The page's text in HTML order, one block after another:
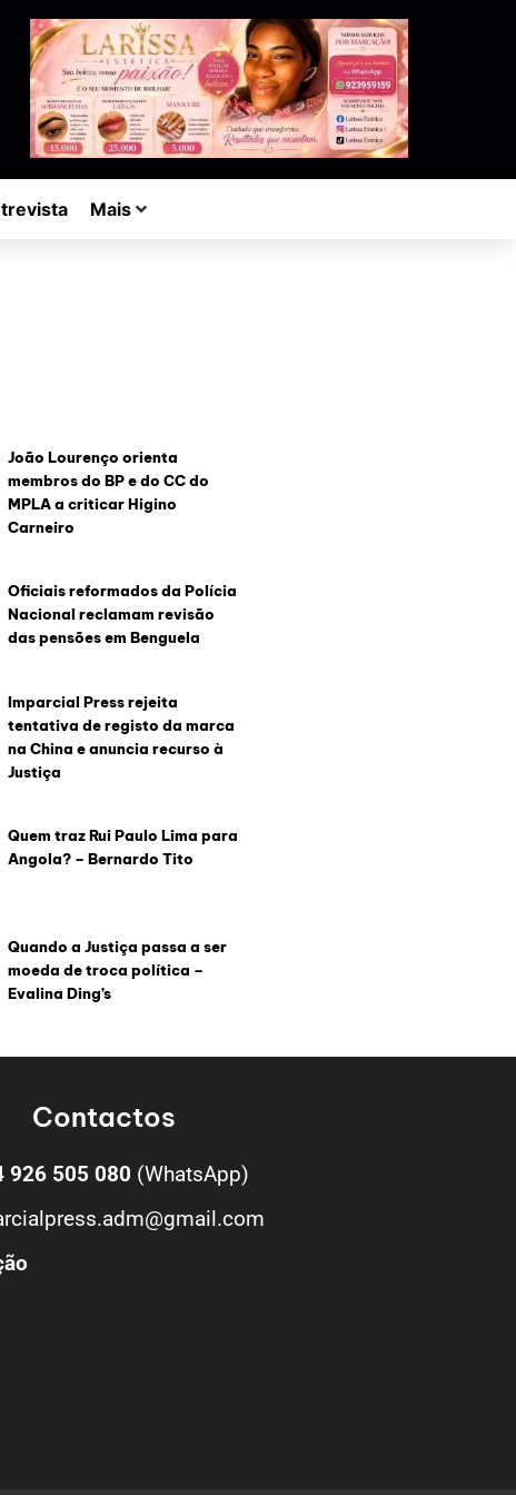
Mais
João Lourenço orienta
membros do BP e do CC do
MPLA a criticar Higino
Carneiro
Oficiais reformados da Polícia
Nacional reclamam revisão
das pensões em Benguela
Imparcial Press rejeita
tentativa de registo da marca
na China e anuncia recurso à
Justiça
Quem traz Rui Paulo Lima para
Angola? – Bernardo Tito
Quando a Justiça passa a ser
moeda de troca política –
Evalina Ding’s
Contactos
926 505 080 (WhatsApp)